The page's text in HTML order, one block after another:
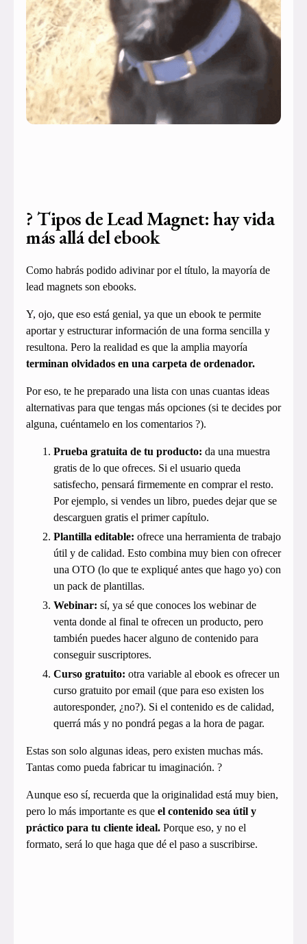
? Tipos de Lead Magnet: hay vida
más allá del ebook
Como habrás podido adivinar por el título, la mayoría de
lead magnets son ebooks.
Y, ojo, que eso está genial, ya que un ebook te permite
aportar y estructurar información de una forma sencilla y
resultona. Pero la realidad es que la amplia mayoría
terminan olvidados en una carpeta de ordenador.
Por eso, te he preparado una lista con unas cuantas ideas
alternativas para que tengas más opciones (si te decides por
alguna, cuéntamelo en los comentarios ?).
Prueba gratuita de tu producto: da una muestra
gratis de lo que ofreces. Si el usuario queda
satisfecho, pensará firmemente en comprar el resto.
Por ejemplo, si vendes un libro, puedes dejar que se
descarguen gratis el primer capítulo.
Plantilla editable: ofrece una herramienta de trabajo
útil y de calidad. Esto combina muy bien con ofrecer
una OTO (lo que te expliqué antes que hago yo) con
un pack de plantillas.
Webinar: sí, ya sé que conoces los webinar de
venta donde al final te ofrecen un producto, pero
también puedes hacer alguno de contenido para
conseguir suscriptores.
Curso gratuito: otra variable al ebook es ofrecer un
curso gratuito por email (que para eso existen los
autoresponder, ¿no?). Si el contenido es de calidad,
querrá más y no pondrá pegas a la hora de pagar.
Estas son solo algunas ideas, pero existen muchas más.
Tantas como pueda fabricar tu imaginación. ?
Aunque eso sí, recuerda que la originalidad está muy bien,
pero lo más importante es que el contenido sea útil y
práctico para tu cliente ideal. Porque eso, y no el
formato, será lo que haga que dé el paso a suscribirse.